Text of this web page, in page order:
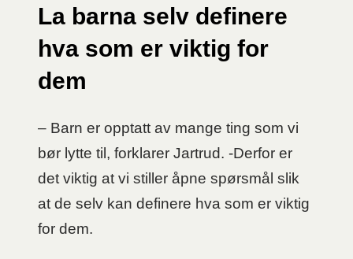
La barna selv definere
hva som er viktig for
dem
– Barn er opptatt av mange ting som vi
bør lytte til, forklarer Jartrud. -Derfor er
det viktig at vi stiller åpne spørsmål slik
at de selv kan definere hva som er viktig
for dem.